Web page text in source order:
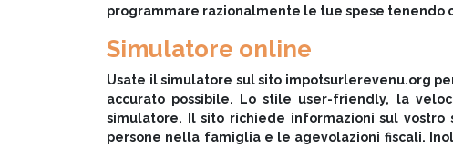
programmare razionalmente le tue spese tenendo
Simulatore online
Usate il simulatore sul sito impotsurlerevenu.org
accurato possibile. Lo stile user-friendly, la
simulatore. Il sito richiede informazioni sul
persone nella famiglia e le agevolazioni fiscali.